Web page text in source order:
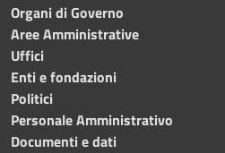
Organi di Governo
Aree Amministrative
Uffici
Enti e fondazioni
Politici
Personale Amministrativo
Documenti e dati